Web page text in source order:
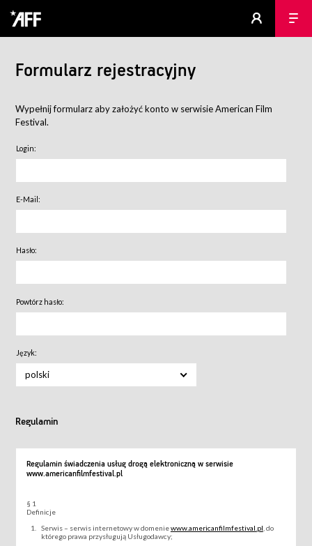
Formularz rejestracyjny
Wypełnij formularz aby założyć konto w serwisie American Film
Festival.
Login:
E-Mail:
Hasło:
Powtórz hasło:
Język:
polski
Regulamin
Regulamin świadczenia usług drogą elektroniczną w serwisie
www.americanfilmfestival.pl
§ 1
Definicje
Serwis – serwis internetowy w domeniewww.americanfilmfestival.pl , do
którego prawa przysługują Usługodawcy;